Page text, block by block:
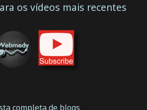
os vídeos mais recentes
completa de blogs